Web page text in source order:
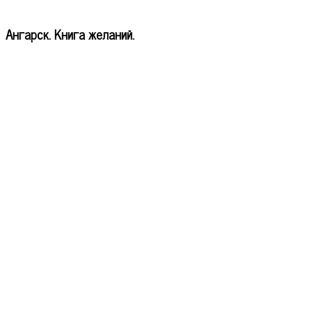
Ангарск. Книга желаний.